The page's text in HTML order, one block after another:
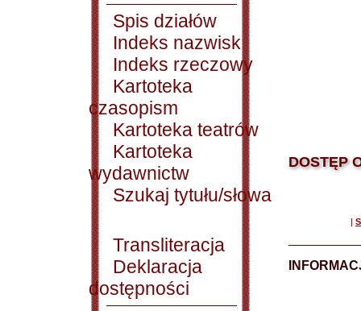
Spis działów
Indeks nazwisk
Indeks rzeczowy
Kartoteka
czasopism
Kartoteka teatrów
Kartoteka
wydawnictw
Szukaj tytułu/słowa
Transliteracja
Deklaracja
dostępności
DOSTĘP
|